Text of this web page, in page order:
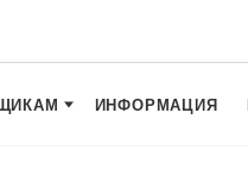
ИНФОРМАЦИЯ